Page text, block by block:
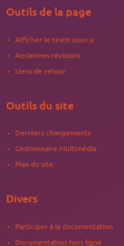
puis se reconnecter plus
commande ssh même en
pour des opérations
le réseau mobile est
;
configurée et activée ;
et Multiverse
Outils de la page
Afficher le texte source
Anciennes révisions
Liens de retour
Outils du site
Derniers changements
Gestionnaire Multimédia
Plan du site
Divers
Participer à la documentation
Documentation hors ligne